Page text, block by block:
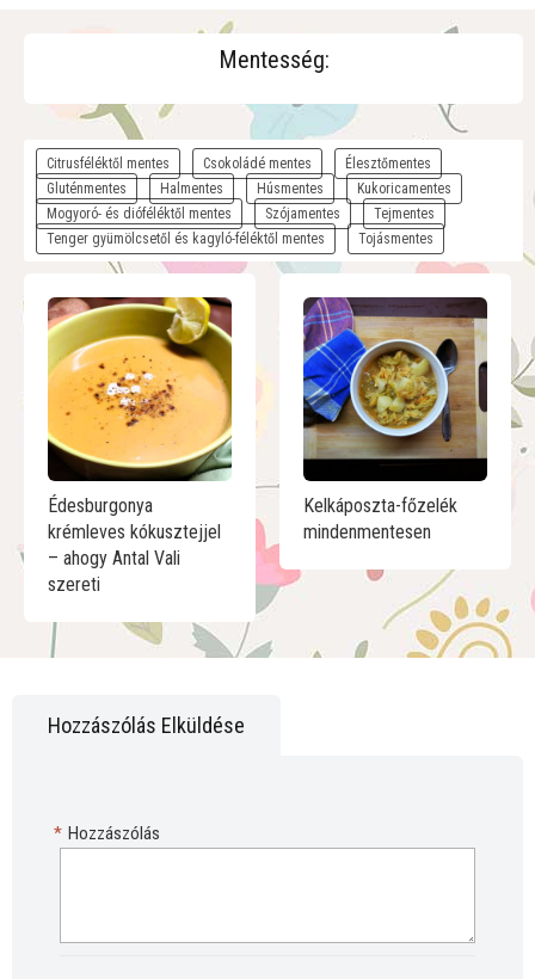
Mentesség:
Citrusféléktől mentes Csokoládé mentes
Élesztőmentes
Gluténmentes
Halmentes Húsmentes
Kukoricamentes
Mogyoró- és dióféléktől mentes
Szójamentes
Tejmentes
Tenger gyümölcsetől és kagyló-féléktől mentes
Tojásmentes
Édesburgonya
krémleves kókusztejjel
– ahogy Antal Vali
szereti
Kelkáposzta-főzelék
mindenmentesen
Hozzászólás Elküldése
Hozzászólás
*